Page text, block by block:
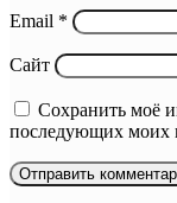
Email *
Сайт
Сохранить моё
последующих моих